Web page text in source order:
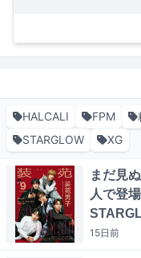
HALCALI FPM
STARGLOW
XG
まだ見
人で登
15日前